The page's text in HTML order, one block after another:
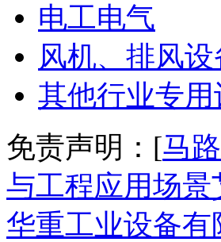
电工电气
风机、排风设
其他行业专用
免责声明：[马
与工程应用场景
华重工业设备有